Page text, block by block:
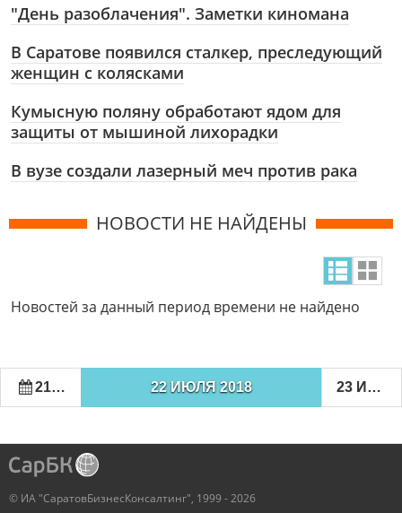
"День разоблачения". Заметки киномана
В Саратове появился сталкер, преследующий
женщин с колясками
Кумысную поляну обработают ядом для
защиты от мышиной лихорадки
В вузе создали лазерный меч против рака
НОВОСТИ НЕ НАЙДЕНЫ
Новостей за данный период времени не найдено
21 ИЮЛЯ 2018 22 ИЮЛЯ 2018 23 ИЮЛЯ 2018
© ИА "СаратовБизнесКонсалтинг", 1999 - 2026